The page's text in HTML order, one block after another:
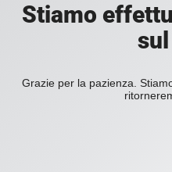
Stiamo
Grazie per la pazienza.